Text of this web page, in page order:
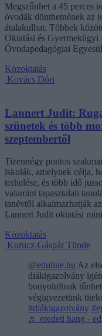
Megszűnhet a 45 perces
óvodák dönthetnének az
átalakulhat. Többek
Oktatási és
Óvodapedagógiai
Közoktatás
Kovács Dóri
Lannert Judit:
szünetek és több
szeptembertől
Tizennégy pontos
iskolák, amelynek célja,
terhelése, és több idő
valamint tapasztalati
tanévtől alkalmazhatják
Lannert Judit oktatási
Közoktatás
Kurucz-Gáspár Tünde
@eduline.hu Az
diákigazolvány
bonyolultnak
végigvezetünk
#diákigazolvány
♬ eredeti hang -